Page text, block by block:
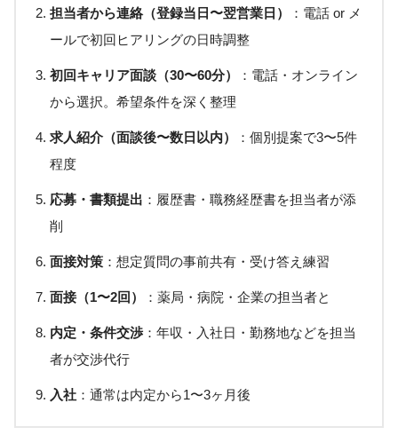
担当者から連絡（登録当日〜翌営業日）
：電話 or メ
ールで初回ヒアリングの日時調整
初回キャリア面談（30〜60分）
：電話・オンライン
から選択。希望条件を深く整理
求人紹介（面談後〜数日以内）
：個別提案で3〜5件
程度
応募・書類提出 ：履歴書・職務経歴書を担当者が添
削
面接対策：想定質問の事前共有・受け答え練習
面接（1〜2回） ：薬局・病院・企業の担当者と
内定・条件交渉：年収・入社日・勤務地などを担当
者が交渉代行
入社：通常は内定から1〜3ヶ月後